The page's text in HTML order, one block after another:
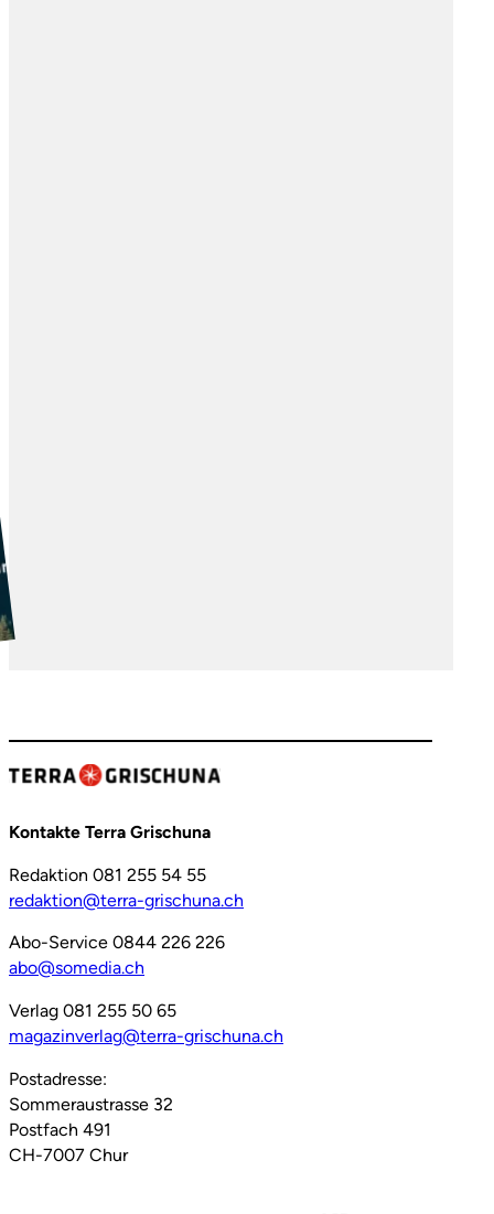
Kontakte Terra Grischuna
Redaktion 081 255 54 55
redaktion@terra-grischuna.ch
Abo-Service 0844 226 226
abo@somedia.ch
Verlag 081 255 50 65
magazinverlag@terra-grischuna.ch
Postadresse:
Sommeraustrasse 32
Postfach 491
CH-7007 Chur